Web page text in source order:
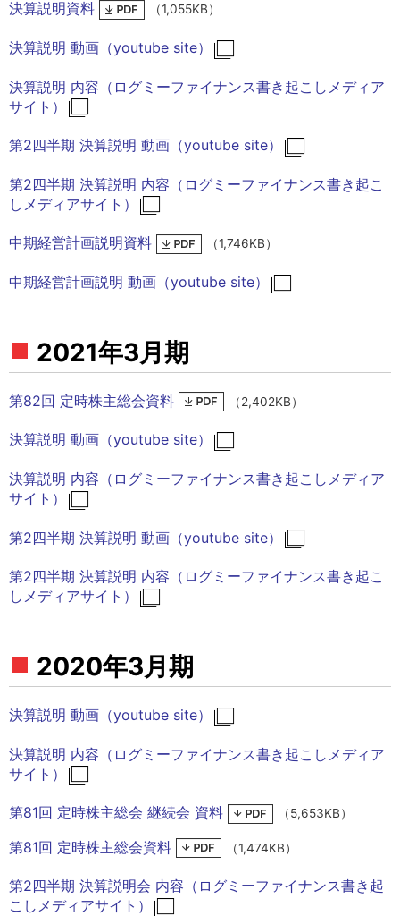
決算説明資料 （1,055KB）
決算説明 動画（youtube site）
決算説明 内容（ログミーファイナンス書き起こしメディア
サイト）
第2四半期 決算説明 動画（youtube site）
第2四半期 決算説明 内容（ログミーファイナンス書き起こ
しメディアサイト）
中期経営計画説明資料 （1,746KB）
中期経営計画説明 動画（youtube site）
2021年3月期
第82回 定時株主総会資料 （2,402KB）
決算説明 動画（youtube site）
決算説明 内容（ログミーファイナンス書き起こしメディア
サイト）
第2四半期 決算説明 動画（youtube site）
第2四半期 決算説明 内容（ログミーファイナンス書き起こ
しメディアサイト）
2020年3月期
決算説明 動画（youtube site）
決算説明 内容（ログミーファイナンス書き起こしメディア
サイト）
第81回 定時株主総会 継続会 資料 （5,653KB）
第81回 定時株主総会資料 （1,474KB）
第2四半期 決算説明会 内容（ログミーファイナンス書き起
こしメディアサイト）